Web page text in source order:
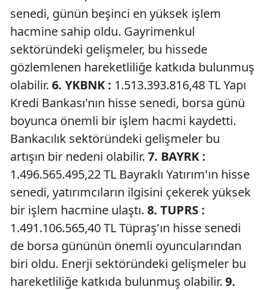
senedi, günün beşinci en yüksek işlem
hacmine sahip oldu. Gayrimenkul
sektöründeki gelişmeler, bu hissede
gözlemlenen hareketliliğe katkıda bulunmuş
olabilir. 6. YKBNK : 1.513.393.816,48 TL Yapı
Kredi Bankası'nın hisse senedi, borsa günü
boyunca önemli bir işlem hacmi kaydetti.
Bankacılık sektöründeki gelişmeler bu
artışın bir nedeni olabilir. 7. BAYRK :
1.496.565.495,22 TL Bayraklı Yatırım'ın hisse
senedi, yatırımcıların ilgisini çekerek yüksek
bir işlem hacmine ulaştı. 8. TUPRS :
1.491.106.565,40 TL Tüpraş'ın hisse senedi
de borsa gününün önemli oyuncularından
biri oldu. Enerji sektöründeki gelişmeler bu
hareketliliğe katkıda bulunmuş olabilir. 9.